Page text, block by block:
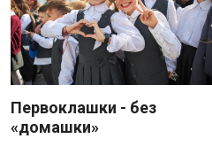
Первоклашки - без
«домашки»